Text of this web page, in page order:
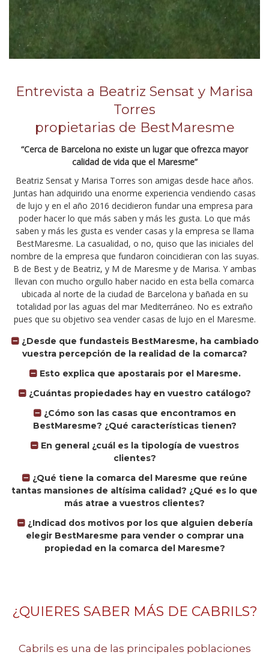
Entrevista a Beatriz Sensat y Marisa
Torres
propietarias de BestMaresme
“Cerca de Barcelona no existe un lugar que ofrezca mayor
calidad de vida que el Maresme”
Beatriz Sensat y Marisa Torres son amigas desde hace años.
Juntas han adquirido una enorme experiencia vendiendo casas
de lujo y en el año 2016 decidieron fundar una empresa para
poder hacer lo que más saben y más les gusta. Lo que más
saben y más les gusta es vender casas y la empresa se llama
BestMaresme. La casualidad, o no, quiso que las iniciales del
nombre de la empresa que fundaron coincidieran con las suyas.
B de Best y de Beatriz, y M de Maresme y de Marisa. Y ambas
llevan con mucho orgullo haber nacido en esta bella comarca
ubicada al norte de la ciudad de Barcelona y bañada en su
totalidad por las aguas del mar Mediterráneo. No es extraño
pues que su objetivo sea vender casas de lujo en el Maresme.
¿Desde que fundasteis BestMaresme, ha cambiado
vuestra percepción de la realidad de la comarca?
Esto explica que apostarais por el Maresme.
¿Cuántas propiedades hay en vuestro catálogo?
¿Cómo son las casas que encontramos en
BestMaresme? ¿Qué características tienen?
En general ¿cuál es la tipología de vuestros
clientes?
¿Qué tiene la comarca del Maresme que reúne
tantas mansiones de altísima calidad? ¿Qué es lo que
más atrae a vuestros clientes?
¿Indicad dos motivos por los que alguien debería
elegir BestMaresme para vender o comprar una
propiedad en la comarca del Maresme?
¿QUIERES SABER MÁS DE CABRILS?
Cabrils es una de las principales poblaciones